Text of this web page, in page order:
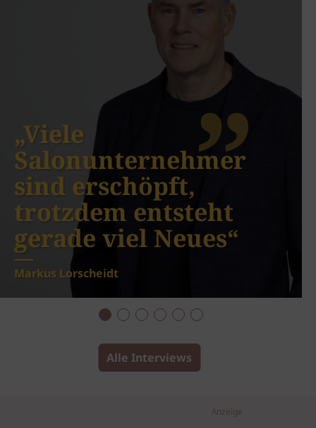
„Viele
Salonunternehmer
sind erschöpft,
trotzdem entsteht
gerade viel Neues“
Markus Lorscheidt
Alle Interviews
Anzeige